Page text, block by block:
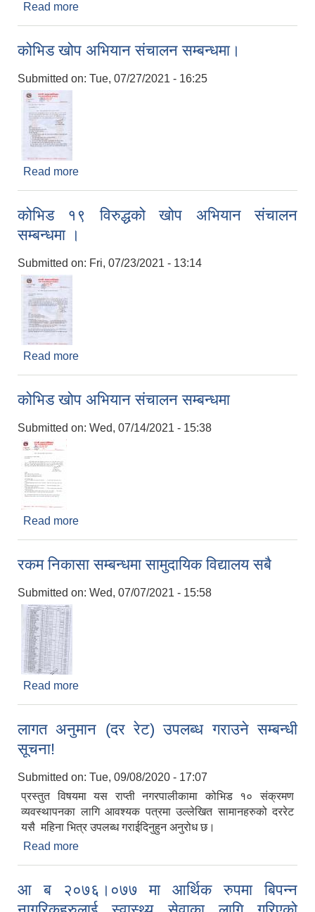
Read more
कोभिड खोप अभियान संचालन सम्बन्धमा।
Submitted on: Tue, 07/27/2021 - 16:25
Read more
कोभिड १९ विरुद्धको खोप अभियान संचालन
सम्बन्धमा ।
Submitted on: Fri, 07/23/2021 - 13:14
Read more
कोभिड खोप अभियान संचालन सम्बन्धमा
Submitted on: Wed, 07/14/2021 - 15:38
Read more
रकम निकासा सम्बन्धमा सामुदायिक विद्यालय सबै
Submitted on: Wed, 07/07/2021 - 15:58
Read more
लागत अनुमान (दर रेट) उपलब्ध गराउने सम्बन्धी
सूचना!
Submitted on: Tue, 09/08/2020 - 17:07
प्रस्तुत विषयमा यस राप्ती नगरपालीकामा कोभिड १० संक्रमण
व्यवस्थापनका लागि आवश्यक पत्रमा उल्लेखित सामानहरुको दररेट
यसै महिना भित्र उपलब्ध गराईदिनुहुन अनुरोध छ।
Read more
आ ब २०७६।०७७ मा आर्थिक रुपमा बिपन्न